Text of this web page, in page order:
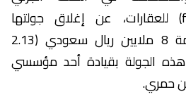
(fractional ownership) للعقارات، عن إغلاق جولتها
الاستثمارية الأولى بقيمة 8 ملايين ريال سعودي (2.13
هذه الجولة بقيادة أحد مؤسسي
حمري.